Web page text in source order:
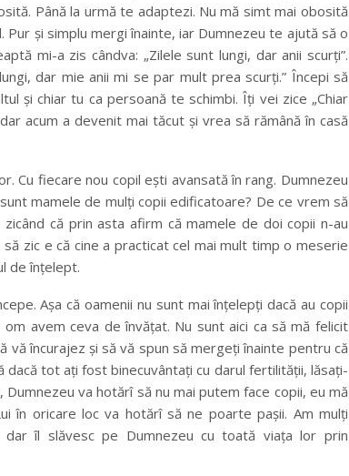
Până la urmă te adaptezi. Nu mă simt mai obosită
şi simplu mergi înainte, iar Dumnezeu te ajută să o
mi-a zis cândva: „Zilele sunt lungi, dar anii scurţi”.
dar mie anii mi se par mult prea scurţi.” Începi să
şi chiar tu ca persoană te schimbi. Îţi vei zice „Chiar
acum a devenit mai tăcut şi vrea să rămână în casă
Cu fiecare nou copil eşti avansată în rang. Dumnezeu
mamele de mulţi copii edificatoare? De ce vrem să
că prin asta afirm că mamele de doi copii n-au
zic e că cine a practicat cel mai mult timp o meserie
de înţelept.
Aşa că oamenii nu sunt mai înţelepţi dacă au copii
avem ceva de învăţat. Nu sunt aici ca să mă felicit
vă încurajez şi să vă spun să mergeţi înainte pentru că
tot aţi fost binecuvântaţi cu darul fertilităţii, lăsaţi-
va hotărî să nu mai putem face copii, eu mă
în oricare loc va hotărî să ne poarte paşii. Am mulţi
îl slăvesc pe Dumnezeu cu toată viaţa lor prin